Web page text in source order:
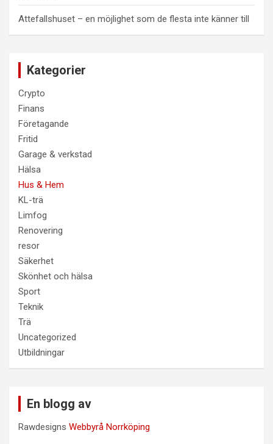
Attefallshuset – en möjlighet som de flesta inte känner till
Kategorier
Crypto
Finans
Företagande
Fritid
Garage & verkstad
Hälsa
Hus & Hem
KL-trä
Limfog
Renovering
resor
Säkerhet
Skönhet och hälsa
Sport
Teknik
Trä
Uncategorized
Utbildningar
En blogg av
Rawdesigns Webbyrå Norrköping